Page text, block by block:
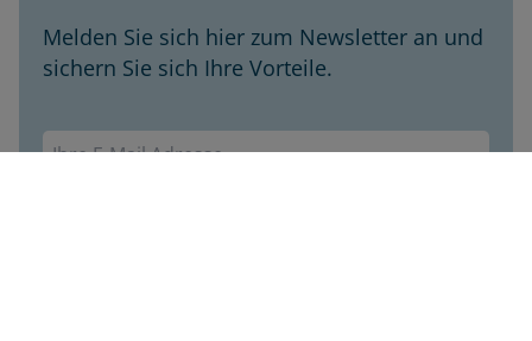
Melden Sie sich hier zum Newsletter an und
sichern Sie sich Ihre Vorteile.